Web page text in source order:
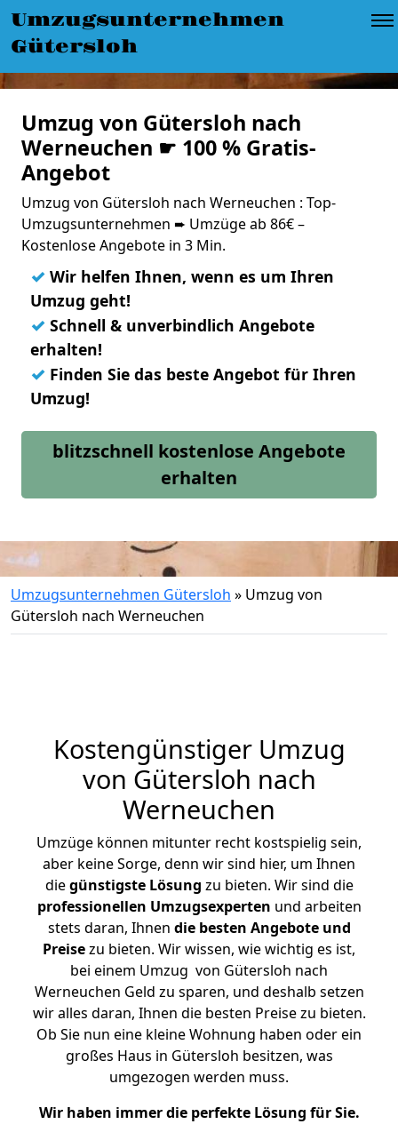
Umzugsunternehmen
Gütersloh
Umzug von Gütersloh nach
Werneuchen ☛ 100 % Gratis-
Angebot
Umzug von Gütersloh nach Werneuchen : Top-
Umzugsunternehmen ➨ Umzüge ab 86€ –
Kostenlose Angebote in 3 Min.
✓ Wir helfen Ihnen, wenn es um Ihren
Umzug geht!
✓ Schnell & unverbindlich Angebote
erhalten!
✓ Finden Sie das beste Angebot für Ihren
Umzug!
blitzschnell kostenlose Angebote
erhalten
Umzugsunternehmen Gütersloh » Umzug von
Gütersloh nach Werneuchen
Kostengünstiger Umzug
von Gütersloh nach
Werneuchen
Umzüge können mitunter recht kostspielig sein,
aber keine Sorge, denn wir sind hier, um Ihnen
diegünstigste Lösung zu bieten. Wir sind die
professionellen Umzugsexperten und arbeiten
stets daran, Ihnen die besten Angebote und
Preisezu bieten. Wir wissen, wie wichtig es ist,
bei einem Umzug von Gütersloh nach
Werneuchen Geld zu sparen, und deshalb setzen
wir alles daran, Ihnen die besten Preise zu bieten.
Ob Sie nun eine kleine Wohnung haben oder ein
großes Haus in Gütersloh besitzen, was
umgezogen werden muss.
Wir haben immer die perfekte Lösung für Sie.